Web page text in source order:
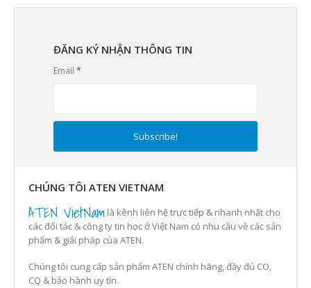
ĐĂNG KÝ NHẬN THÔNG TIN
Email *
CHÚNG TÔI ATEN VIETNAM
ATEN VietNam là kênh liên hệ trực tiếp & nhanh nhất cho
các đối tác & công ty tin học ở Việt Nam có nhu cầu về các sản
phẩm & giải pháp của ATEN.
Chúng tôi cung cấp sản phẩm ATEN chính hãng, đầy đủ CO,
CQ & bảo hành uy tín.